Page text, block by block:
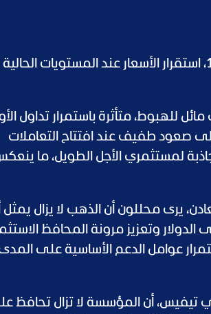
تكشف توقعات سعر الذهب في الأردن اليوم الأحد 17/5/2026، استقرار الأسعار عند المستويات
للهبوط، متأثرة باستمرار تداول
تحول الاتجاه إلى صعود طفيف عند افتتاح التعاملات
لمستثمري الأجل الطويل، ما
يرى محللون أن الذهب لا يزال يمثل
وتعزيز مرونة المحافظ
عوامل الدعم الأساسية على
تيفيس، أن المؤسسة لا تزال تحافظ